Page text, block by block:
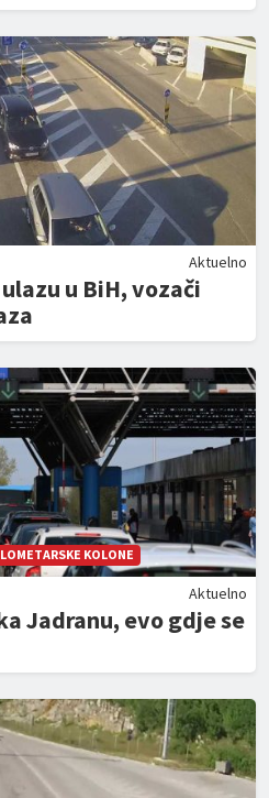
Aktuelno
u BiH, vozači
KOLONE
Aktuelno
Jadranu, evo gdje se